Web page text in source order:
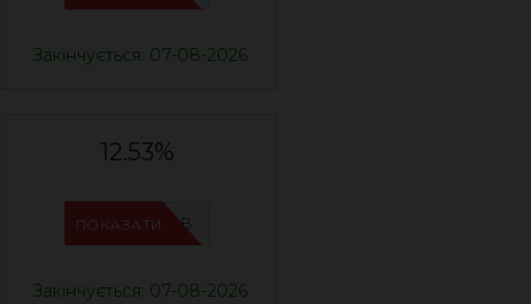
Закінчується: 07-08-2026
12.53%
IFPIMPAB
ПОКАЗАТИ
Закінчується: 07-08-2026